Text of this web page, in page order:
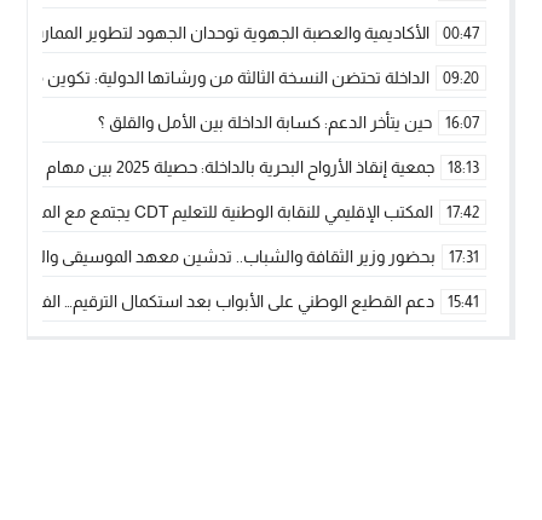
00:47 الأكاديمية والعصبة الجهوية توحدان الجهود لتطوير الممارسة
09:20 الداخلة تحتضن النسخة الثالثة من ورشاتها الدولية: تكوين
16:07 حين يتأخر الدعم: كسابة الداخلة بين الأمل والقلق ؟
18:13 جمعية إنقاذ الأرواح البحرية بالداخلة: حصيلة 2025 بين مهام الإنقاذ ومشروع “دار البحار”
17:42 المكتب الإقليمي للنقابة الوطنية للتعليم CDT يجتمع مع المدير الإقليمي لمناقشة ملفات جوهرية لنساء ورجال التعليم
17:31 بحضور وزير الثقافة والشباب.. تدشين معهد الموسيقى والفنون
15:41 دعم القطيع الوطني على الأبواب بعد استكمال الترقيم…